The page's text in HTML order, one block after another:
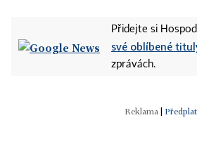
Přidejte si
své oblíbené
zprávách.